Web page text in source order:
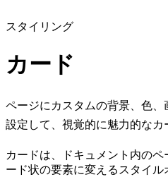
スタイリング
カード
ページにカスタムの背景、色
設定して、視覚的に魅力的なカ
カードは、ドキュメント内の
ード状の要素に変えるスタイ